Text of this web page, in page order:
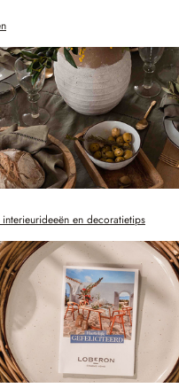
en decoratietips